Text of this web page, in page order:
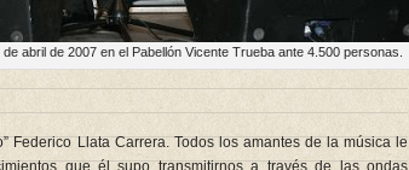
abril de 2007 en el Pabellón Vicente Trueba ante 4.500 personas.
Federico Llata Carrera. Todos los amantes de la música le
que él supo transmitirnos a través de las ondas